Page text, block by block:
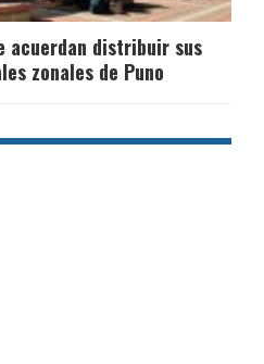
acuerdan distribuir sus
zonales de Puno